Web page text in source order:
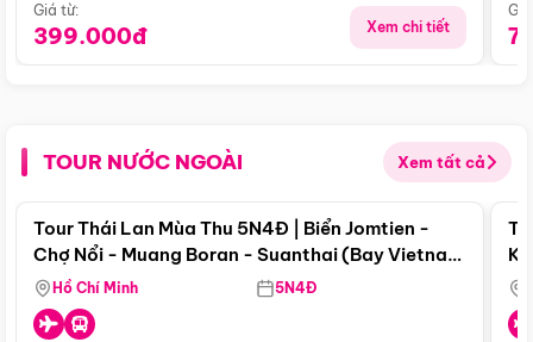
Giá từ:
399.000đ Xem chi tiết
TOUR NƯỚC NGOÀI Xem tất cả
Điểm nổi bật
Tour Thái Lan Mùa Thu 5N4Đ | Biển Jomtien -
Chợ Nổi - Muang Boran - Suanthai (Bay Vietnam
Airlines)
Hồ Chí Minh 5N4Đ